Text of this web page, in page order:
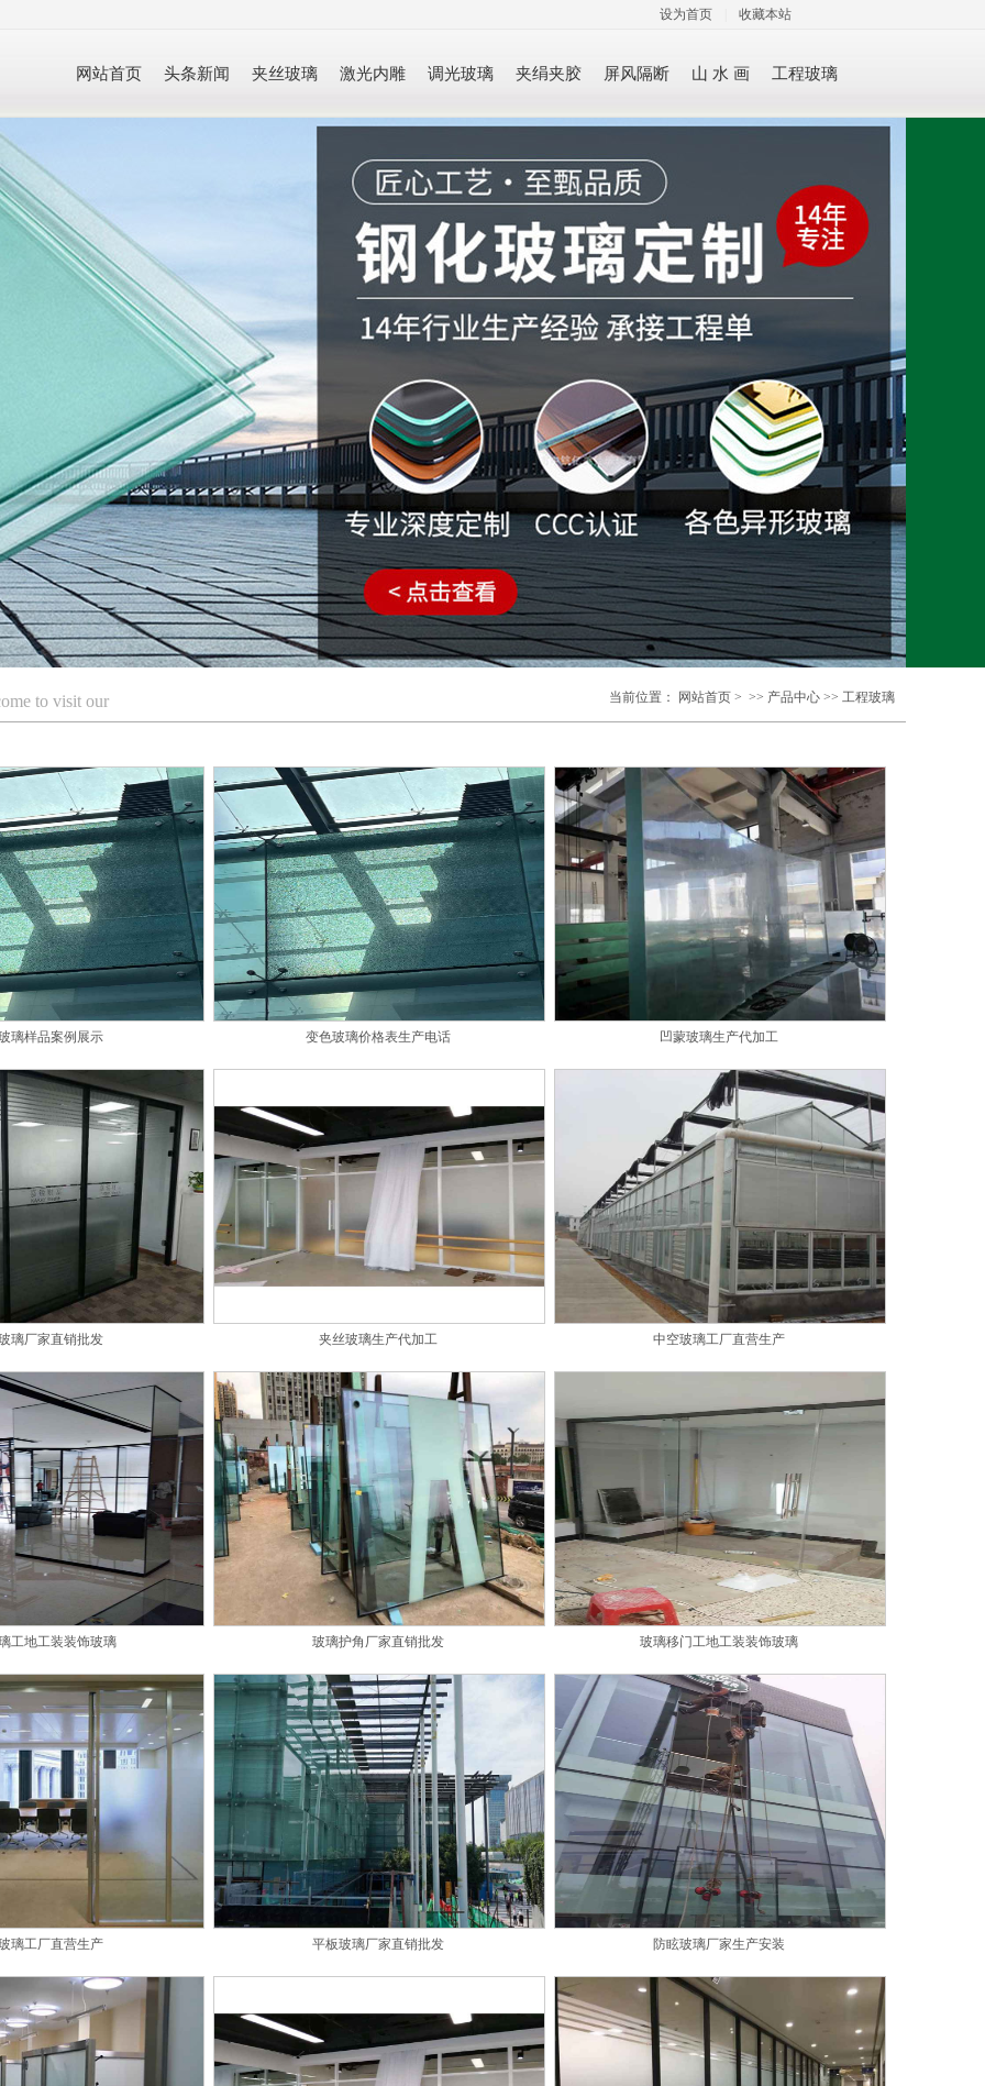
设为首页 收藏本站
网站首页 头条新闻 夹丝玻璃 激光内雕 调光玻璃 夹绢夹胶 屏风隔断 山 水 画 工程玻璃
当前位置： 网站首页 > >> 产品中心 >> 工程玻璃
to visit our
璃样品案例展示 变色玻璃价格表生产电话 凹蒙玻璃生产代加工
璃厂家直销批发 夹丝玻璃生产代加工 中空玻璃工厂直营生产
工地工装装饰玻璃 玻璃护角厂家直销批发 玻璃移门工地工装装饰玻璃
璃工厂直营生产 平板玻璃厂家直销批发 防眩玻璃厂家生产安装